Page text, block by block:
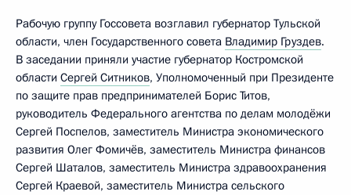
Рабочую группу Госсовета возглавил губернатор Тульской
области, член Государственного совета Владимир Груздев.
В заседании приняли участие губернатор Костромской
области Сергей Ситников, Уполномоченный при Президенте
по защите прав предпринимателей Борис Титов,
руководитель Федерального агентства по делам молодёжи
Сергей Поспелов, заместитель Министра экономического
развития Олег Фомичёв, заместитель Министра финансов
Сергей Шаталов, заместитель Министра здравоохранения
Сергей Краевой, заместитель Министра сельского